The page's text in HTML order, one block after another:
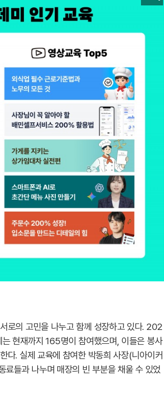
로의 고민을 나누고 함께 성장하고 있다. 202
는 현재까지 165명이 참여했으며, 이들은 봉사
다. 실제 교육에 참여한 박동희 사장(니아이커
들과 나누며 매장의 빈 부분을 채울 수 있었